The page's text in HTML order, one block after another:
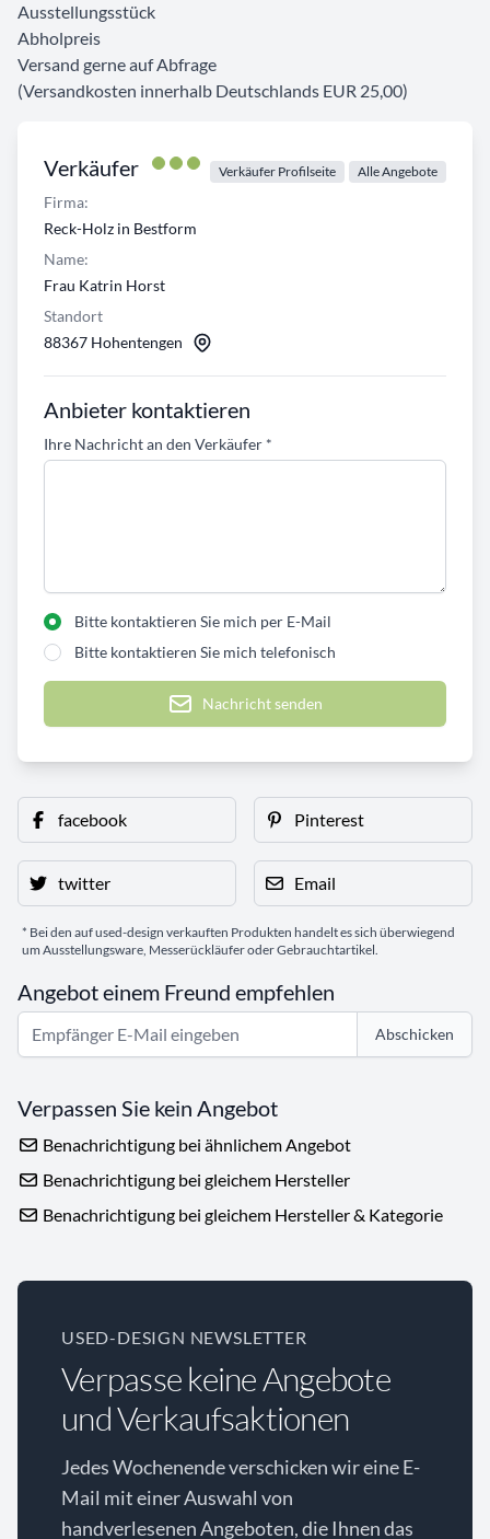
Verkäufer Verkäufer Profilseite Alle Angebote
Firma:
Reck-Holz in Bestform
Name:
Frau Katrin Horst
Standort
88367 Hohentengen
Anbieter kontaktieren
Ihre Nachricht an den Verkäufer *
Bitte kontaktieren Sie mich per E-Mail
Bitte kontaktieren Sie mich telefonisch
Nachricht senden
Ausstellungsstück
Abholpreis
Versand gerne auf Abfrage
(Versandkosten innerhalb Deutschlands EUR 25,00)
facebook Pinterest
twitter Email
* Bei den auf used-design verkauften Produkten handelt es sich überwiegend
um Ausstellungsware, Messerückläufer oder Gebrauchtartikel.
Angebot einem Freund empfehlen
Abschicken
Verpassen Sie kein Angebot
Benachrichtigung bei ähnlichem Angebot
Benachrichtigung bei gleichem Hersteller
Benachrichtigung bei gleichem Hersteller & Kategorie
USED-DESIGN NEWSLETTER
Verpasse keine Angebote
und Verkaufsaktionen
Jedes Wochenende verschicken wir eine E-
Mail mit einer Auswahl von
handverlesenen Angeboten, die Ihnen das